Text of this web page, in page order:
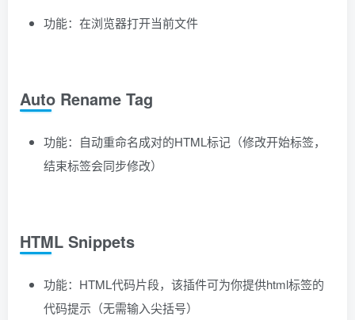
功能：在浏览器打开当前文件
Auto Rename Tag
功能：自动重命名成对的HTML标记（修改开始标签，
结束标签会同步修改）
HTML Snippets
功能：HTML代码片段，该插件可为你提供html标签的
代码提示（无需输入尖括号）